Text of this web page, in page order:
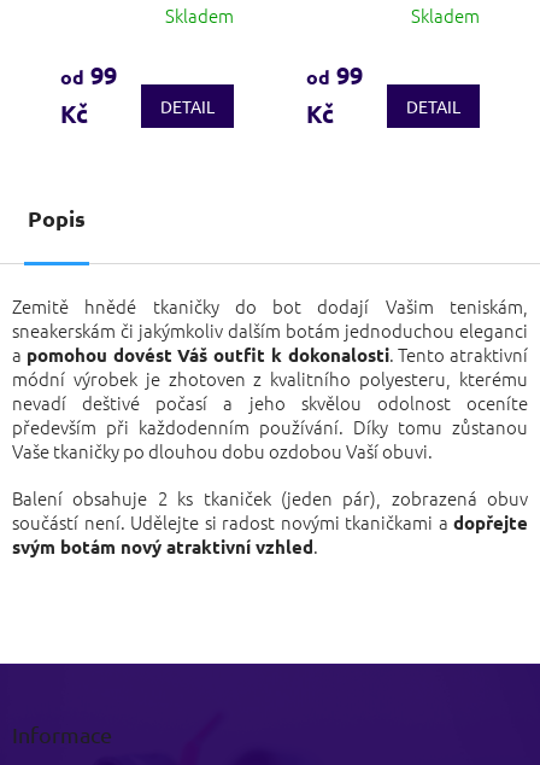
produktu
je
4,0
Skladem
od 99
Kč
DETAIL
produktu
je
3,8
Skladem
od 99
Kč
DETAIL
Popis
Zemitě hnědé tkaničky do bot dodají Vašim teniskám,
sneakerskám či jakýmkoliv dalším botám jednoduchou eleganci
a pomohou dovést Váš outfit k dokonalosti. Tento atraktivní
módní výrobek je zhotoven z kvalitního polyesteru, kterému
nevadí deštivé počasí a jeho skvělou odolnost oceníte
především při každodenním používání. Díky tomu zůstanou
Vaše tkaničky po dlouhou dobu ozdobou Vaší obuvi.
Balení obsahuje 2 ks tkaniček (jeden pár), zobrazená obuv
součástí není. Udělejte si radost novými tkaničkami a dopřejte
svým botám nový atraktivní vzhled.
Informace